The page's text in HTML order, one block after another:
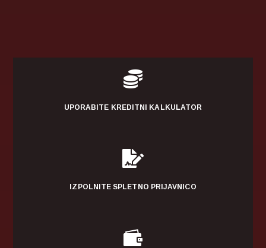

UPORABITE KREDITNI KALKULATOR

IZPOLNITE SPLETNO PRIJAVNICO
